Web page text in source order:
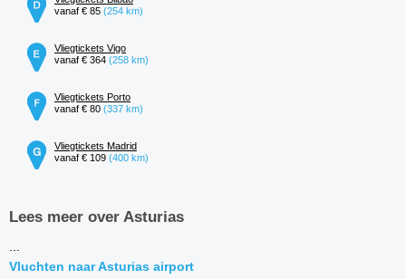
vanaf € 85 (254 km)
Vliegtickets Vigo
vanaf € 364 (258 km)
Vliegtickets Porto
vanaf € 80 (337 km)
Vliegtickets Madrid
vanaf € 109 (400 km)
Lees meer over Asturias
...
Vluchten naar Asturias airport